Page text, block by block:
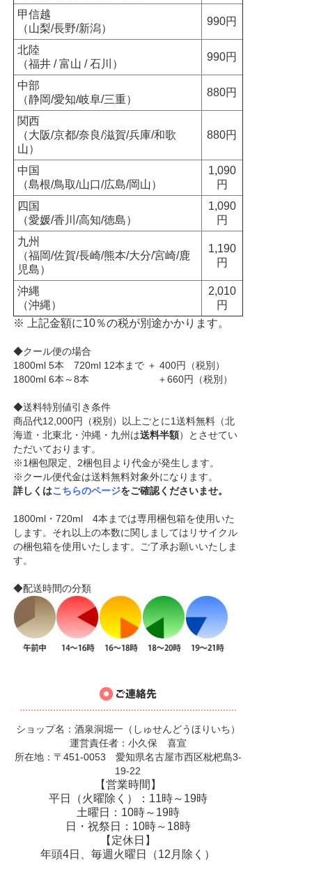
甲信越
（山梨/長野/新潟）
990円
北陸
（福井 / 富山 / 石川）
990円
中部
（静岡/愛知/岐阜/三重）
880円
関西
（大阪/京都/奈良/滋賀/兵庫/和歌
山）
880円
中国
（島根/鳥取/山口/広島/岡山）
1,090
円
四国
（愛媛/香川/高知/徳島）
1,090
円
九州
（福岡/佐賀/長崎/熊本/大分/宮崎/鹿
児島）
1,190
円
沖縄
（沖縄）
2,010
円
※ 上記金額に10％の税が別途かかります。
◆クール便の場合
1800ml 5本 720ml 12本まで ＋ 400円（税別）
1800ml 6本～8本 ＋660円（税別）
◆送料特別値引き条件
商品代12,000円（税別）以上ごとに1送料無料（北
海道・北東北・沖縄・九州は送料半額）とさせてい
ただいております。
※1梱包限定、2梱包目より代金が発生します。
※クール便代金は送料無料対象外になります。
詳しくはこちらのページをご確認くださいませ。
1800ml・720ml 4本までは専用梱包箱を使用いた
します。それ以上の本数に関しましてはリサイクル
の梱包箱を使用いたします。ご了承お願いいたしま
す。
◆配送時間の分類
ショップ名：酒泉洞堀一（しゅせんどうほりいち）
運営責任者：小久保 喜宣
所在地：〒451-0053 愛知県名古屋市西区枇杷島3-
19-22
【営業時間】
平日（火曜除く）：11時～19時
土曜日：10時～19時
日・祝祭日：10時～18時
【定休日】
年頭4日、毎週火曜日（12月除く）